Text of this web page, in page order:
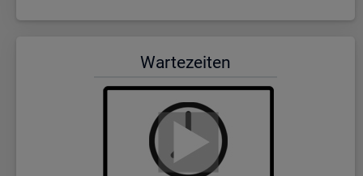
War­te­zei­ten